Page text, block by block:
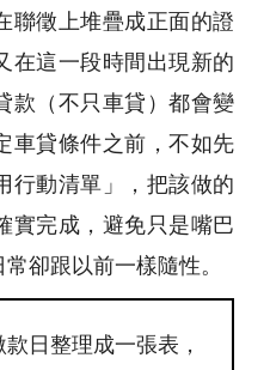
聯徵上堆疊成正面的證
在這一段時間出現新的
款（不只車貸）都會變
車貸條件之前，不如先
行動清單」，把該做的
實完成，避免只是嘴巴
卻跟以前一樣隨性。
日整理成一張表，